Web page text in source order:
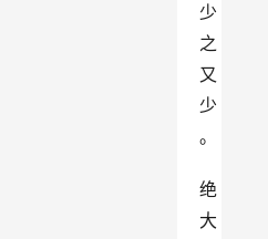
少
之
又
少
。
绝
大